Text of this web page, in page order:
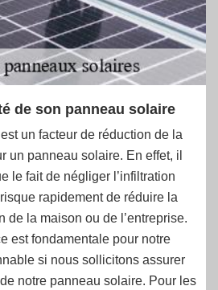
de son panneau solaire
un facteur de réduction de la
un panneau solaire. En effet, il
le fait de négliger l’infiltration
rapidement de réduire la
de la maison ou de l’entreprise.
est fondamentale pour notre
si nous sollicitons assurer
notre panneau solaire. Pour les